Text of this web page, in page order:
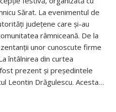
Sărat. La evenimentul de
județene care și-au
râmniceană. De la
unor cunoscute firme
întâlnirea din curtea
prezent și președintele
Leontin Drăgulescu. Acesta…